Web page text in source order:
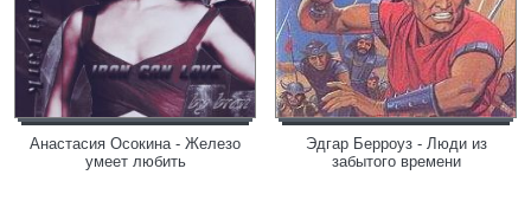
Анастасия Осокина - Железо
умеет любить
Эдгар Берроуз - Люди из
забытого времени